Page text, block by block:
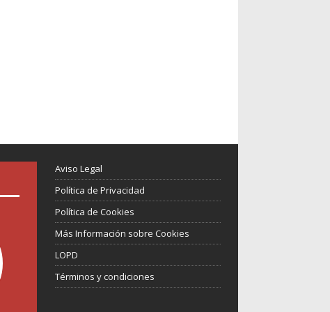
Aviso Legal
Política de Privacidad
Política de Cookies
Más Información sobre Cookies
LOPD
Términos y condiciones